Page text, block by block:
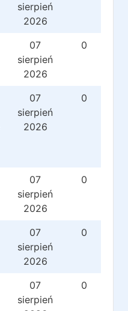
sierpień
2026
07
sierpień
2026
0
07
sierpień
2026
0
07
sierpień
2026
0
07
sierpień
2026
0
07
sierpień
0